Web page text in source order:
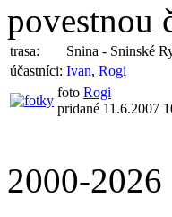
povestnou
trasa:
Snina - Sninské
účastníci: Ivan, Rogi
foto Rogi
pridané 11.6.2007
2000-